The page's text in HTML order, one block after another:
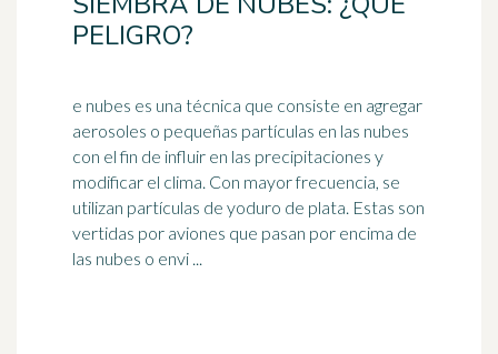
PELIGRO?
e nubes es una técnica que consiste en agregar
aerosoles o pequeñas partículas en las nubes
con el fin de influir en las precipitaciones y
modificar el clima. Con mayor frecuencia, se
utilizan partículas de yoduro de plata. Estas son
vertidas por aviones que pasan por encima de
las nubes o envi ...